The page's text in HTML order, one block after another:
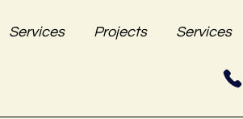
Services Projects Services